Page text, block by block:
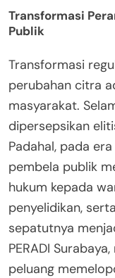
Transformasi
Publik
Transformasi
perubahan citra
masyarakat.
dipersepsikan
Padahal, pada
pembela publik
hukum kepada
penyelidikan,
sepatutnya
PERADI
peluang